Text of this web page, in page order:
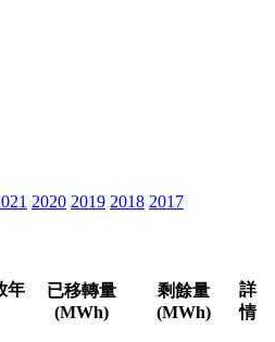
2020 2019 2018 2017
年
已移轉量
(MWh)
剩餘量
(MWh)
詳
情